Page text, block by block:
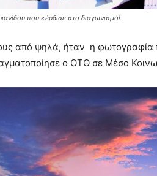
που κέρδισε στο διαγωνισμό!
από ψηλά, ήταν η φωτογραφία
ο ΟΤΘ σε Μέσο